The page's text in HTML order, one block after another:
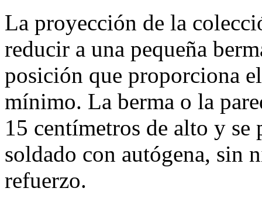
La proyección de la
reducir a una pequeña
posición que proporciona
mínimo. La berma o la
15 centímetros de alto y se
soldado con autógena, sin
refuerzo.